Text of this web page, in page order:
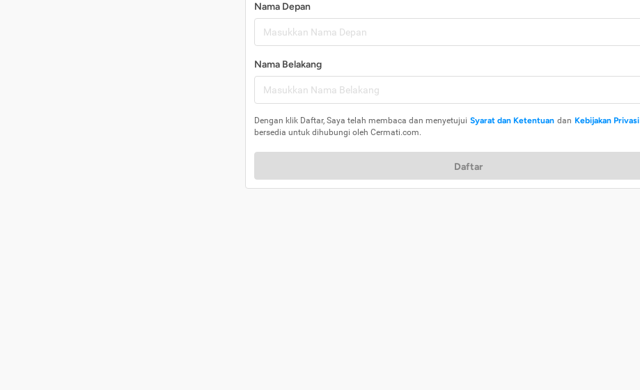
Nama Depan
Nama Belakang
Dengan klik Daftar, Saya telah membaca dan menyetujui Syarat dan Ketentuan dan Kebijakan Privasi
bersedia untuk dihubungi oleh Cermati.com.
Daftar